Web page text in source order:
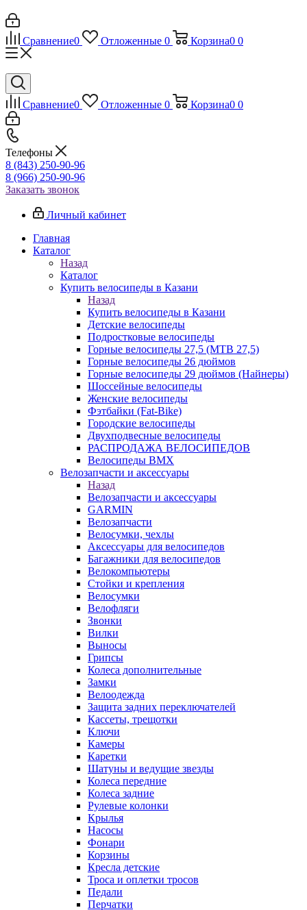
Сравнение0 Отложенные 0 Корзина0 0
Сравнение0 Отложенные 0 Корзина0 0
Телефоны
8 (843) 250-90-96
8 (966) 250-90-96
Заказать звонок
Личный кабинет
Главная
Каталог
Назад
Каталог
Купить велосипеды в Казани
Назад
Купить велосипеды в Казани
Детские велосипеды
Подростковые велосипеды
Горные велосипеды 27,5 (MTB 27,5)
Горные велосипеды 26 дюймов
Горные велосипеды 29 дюймов (Найнеры)
Шоссейные велосипеды
Женские велосипеды
Фэтбайки (Fat-Bike)
Городские велосипеды
Двухподвесные велосипеды
РАСПРОДАЖА ВЕЛОСИПЕДОВ
Велосипеды BMX
Велозапчасти и аксессуары
Назад
Велозапчасти и аксессуары
GARMIN
Велозапчасти
Велосумки, чехлы
Аксессуары для велосипедов
Багажники для велосипедов
Велокомпьютеры
Стойки и крепления
Велосумки
Велофляги
Звонки
Вилки
Выносы
Грипсы
Колеса дополнительные
Замки
Велоодежда
Защита задних переключателей
Кассеты, трещотки
Ключи
Камеры
Каретки
Шатуны и ведущие звезды
Колеса передние
Колеса задние
Рулевые колонки
Крылья
Насосы
Фонари
Корзины
Кресла детские
Троса и оплетки тросов
Педали
Перчатки